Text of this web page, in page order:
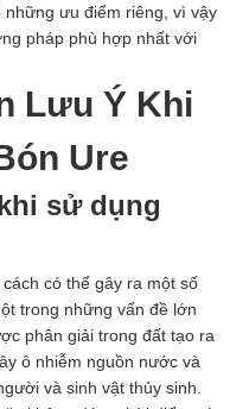
ưu điểm riêng, vì vậy
pháp phù hợp nhất với
Lưu Ý Khi
Ure
sử dụng
có thể gây ra một số
trong những vấn đề lớn
phân giải trong đất tạo ra
ô nhiễm nguồn nước và
và sinh vật thủy sinh.